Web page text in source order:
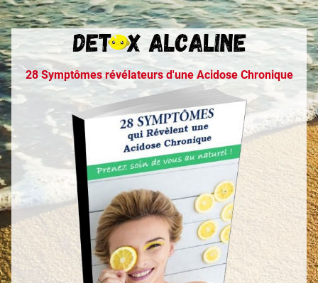
28 Symptômes révélateurs d'une Acidose Chronique